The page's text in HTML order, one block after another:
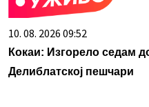
10. 08. 2026 09:52
Кокаи: Изгорело седам
Делиблатској пешчари